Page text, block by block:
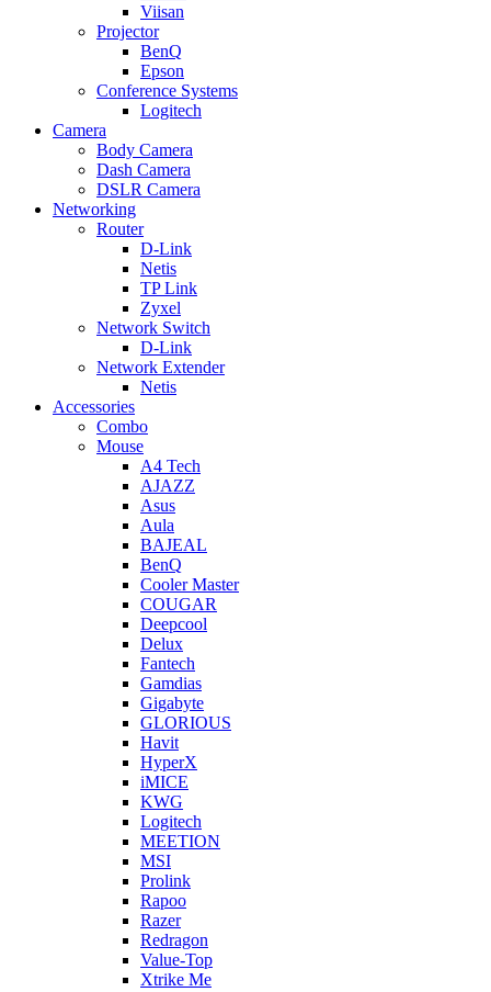
Viisan
Projector
BenQ
Epson
Conference Systems
Logitech
Camera
Body Camera
Dash Camera
DSLR Camera
Networking
Router
D-Link
Netis
TP Link
Zyxel
Network Switch
D-Link
Network Extender
Netis
Accessories
Combo
Mouse
A4 Tech
AJAZZ
Asus
Aula
BAJEAL
BenQ
Cooler Master
COUGAR
Deepcool
Delux
Fantech
Gamdias
Gigabyte
GLORIOUS
Havit
HyperX
iMICE
KWG
Logitech
MEETION
MSI
Prolink
Rapoo
Razer
Redragon
Value-Top
Xtrike Me